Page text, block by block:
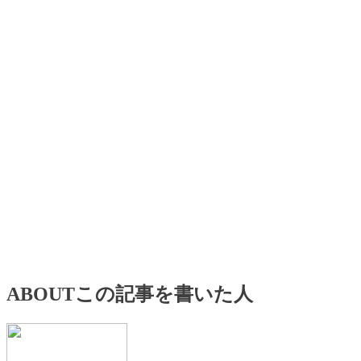
ABOUTこの記事を書いた人